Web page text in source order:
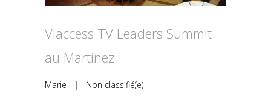
Viaccess TV Leaders Summit
au Martinez
Marie | Non classifié(e)